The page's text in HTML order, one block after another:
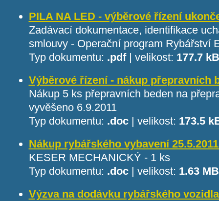
PILA NA LED - výběrové řízení
Zadávací dokumentace, identifikace
smlouvy - Operační program Rybářství
Typ dokumentu: .pdf | velikost: 177.7 kB
Výběrové řízení - nákup přepravních
Nákup 5 ks přepravních beden na
vyvěšeno 6.9.2011
Typ dokumentu: .doc | velikost: 173.5
Nákup rybářského vybavení
KESER MECHANICKÝ - 1 ks
Typ dokumentu: .doc | velikost: 1.63 MB
Výzva na dodávku rybářského vozidla